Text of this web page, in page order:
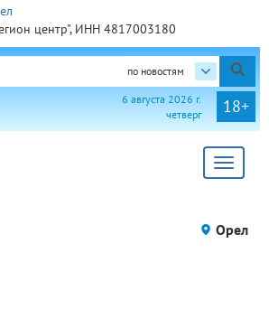
центр", ИНН 4817003180
по новостям
18+
6 августа 2026 г.
четверг
Toggle
Орел